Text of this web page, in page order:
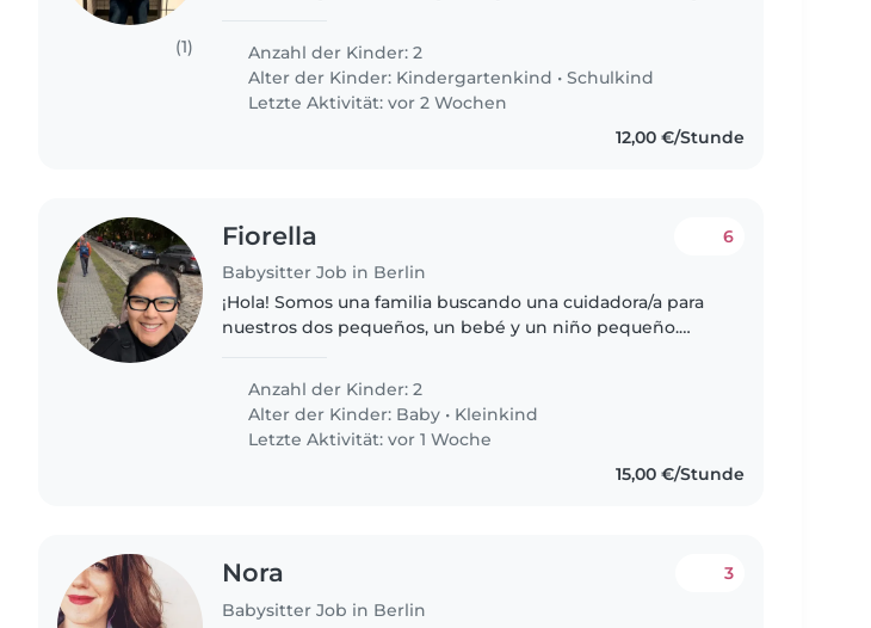
(1)
Anzahl der Kinder: 2
Alter der Kinder: Kindergartenkind •Schulkind
Letzte Aktivität: vor 2 Wochen
12,00 €/Stunde
Fiorella
Babysitter Job in Berlin
6
¡Hola! Somos una familia buscando una cuidadora/a para
nuestros dos pequeños, un bebé y un niño pequeño.
sería un plus y que esté..
Anzahl der Kinder: 2
Alter der Kinder: Baby • Kleinkind
Letzte Aktivität: vor 1 Woche
15,00 €/Stunde
Nora
Babysitter Job in Berlin
3